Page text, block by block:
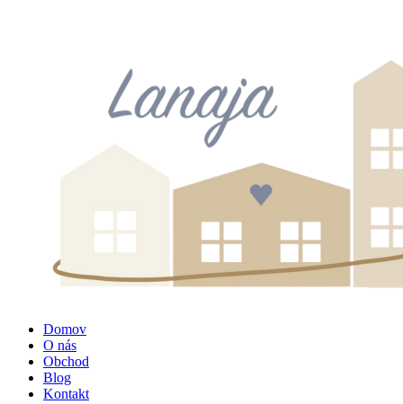
Domov
O nás
Obchod
Blog
Kontakt